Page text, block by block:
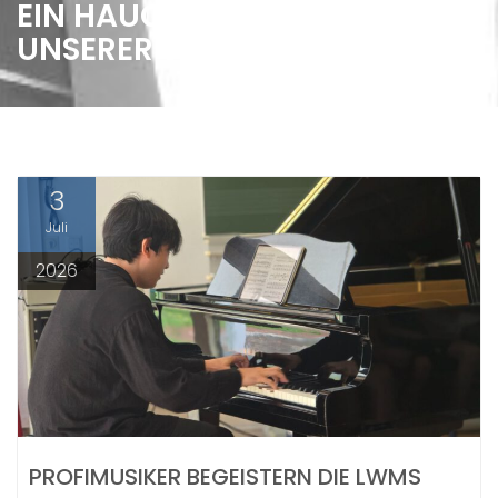
EIN HAUCH VON KLASSIK AN
UNSERER SCHULE
3
Juli
2026
PROFIMUSIKER BEGEISTERN DIE LWMS